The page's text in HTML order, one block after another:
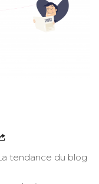
tendance du blog